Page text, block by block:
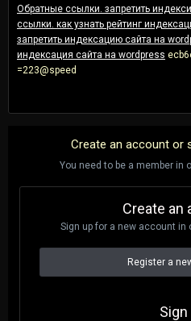
Обратные ссылки. запретить
ссылки. как узнать рейтинг
запретить индексацию сайта на
индексация сайта на wordpress
=223@speed
Create an account or
You need to be a member in
Create an
Sign up for a new account in
Register a
Sign